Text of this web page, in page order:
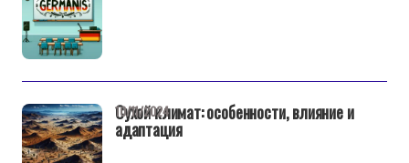
Сухой климат: особенности, влияние и
адаптация
10/11/2024